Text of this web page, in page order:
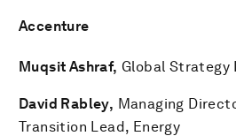
Accenture
Muqsit Ashraf, Global Strategy
David Rabley, Managing
Transition Lead, Energy